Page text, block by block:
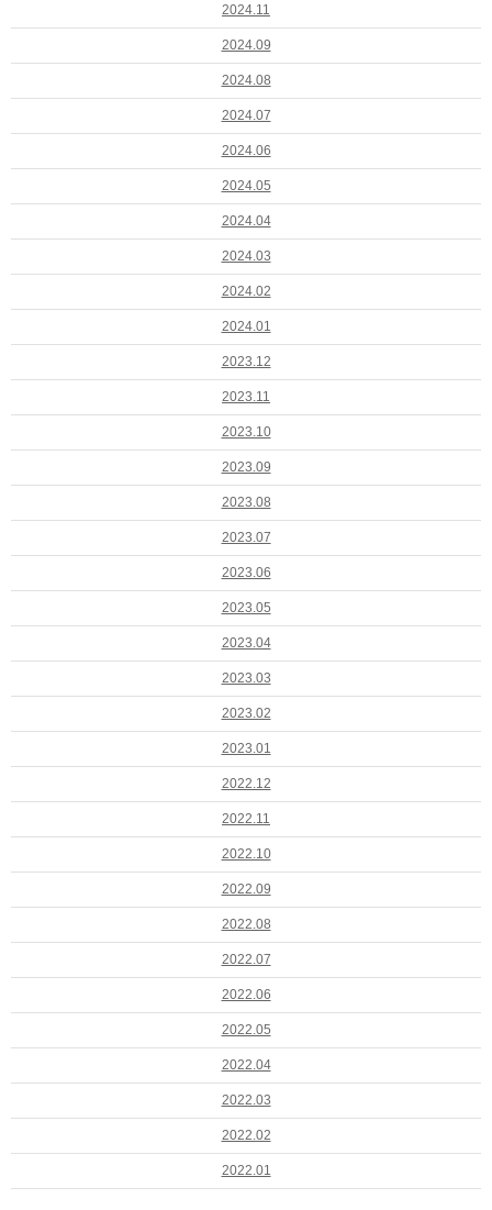
2024.11
2024.09
2024.08
2024.07
2024.06
2024.05
2024.04
2024.03
2024.02
2024.01
2023.12
2023.11
2023.10
2023.09
2023.08
2023.07
2023.06
2023.05
2023.04
2023.03
2023.02
2023.01
2022.12
2022.11
2022.10
2022.09
2022.08
2022.07
2022.06
2022.05
2022.04
2022.03
2022.02
2022.01